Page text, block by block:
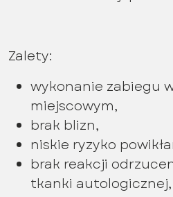
Zalety:
wykonanie zabiegu
miejscowym,
brak blizn,
niskie ryzyko
brak reakcji
tkanki autologicznej,